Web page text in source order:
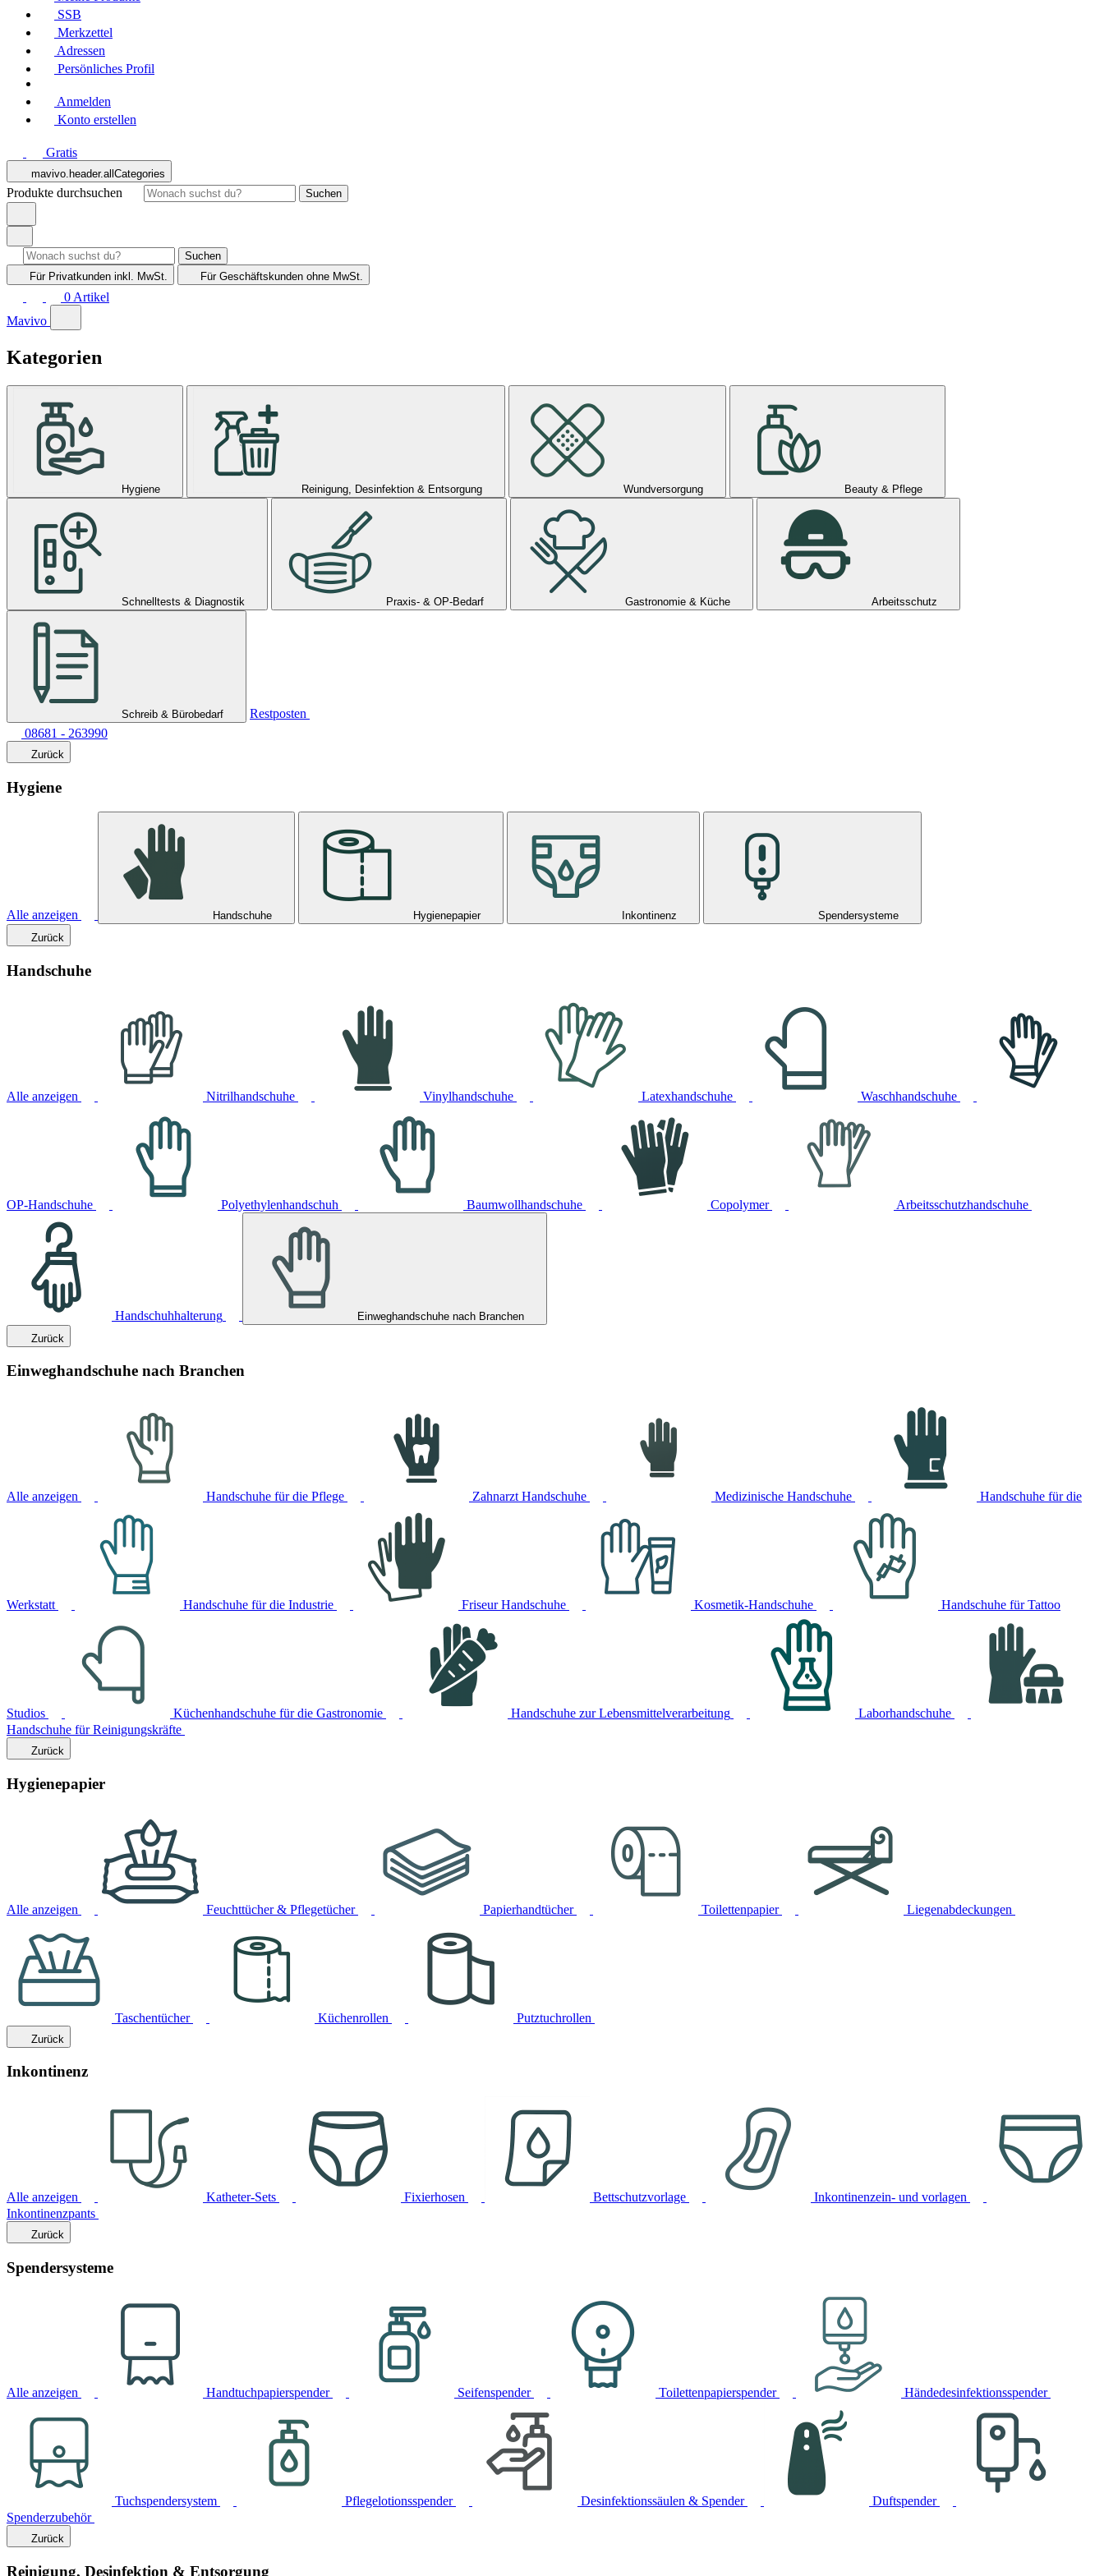
SSB
Merkzettel
Adressen
Persönliches Profil
Anmelden
Konto erstellen
Gratis
mavivo.header.allCategories
Produkte durchsuchen Suchen
Suchen
Für Privatkunden inkl. MwSt. Für Geschäftskunden ohne MwSt.
0 Artikel
Mavivo
Kategorien
Hygiene Reinigung, Desinfektion & Entsorgung Wundversorgung Beauty & Pflege
Schnelltests & Diagnostik Praxis- & OP-Bedarf Gastronomie & Küche Arbeitsschutz
Schreib & Bürobedarf
Restposten
08681 - 263990
Zurück
Hygiene
Alle anzeigen Handschuhe Hygienepapier Inkontinenz
Spendersysteme
Zurück
Handschuhe
Alle anzeigen Nitrilhandschuhe Vinylhandschuhe Latexhandschuhe Waschhandschuhe
OP-Handschuhe Polyethylenhandschuh Baumwollhandschuhe Copolymer Arbeitsschutzhandschuhe
Handschuhhalterung
Einweghandschuhe nach Branchen
Zurück
Einweghandschuhe nach Branchen
Alle anzeigen Handschuhe für die Pflege Zahnarzt Handschuhe Medizinische Handschuhe Handschuhe für die
Werkstatt Handschuhe für die Industrie Friseur Handschuhe Kosmetik-Handschuhe Handschuhe für Tattoo
Studios Küchenhandschuhe für die Gastronomie Handschuhe zur Lebensmittelverarbeitung
Laborhandschuhe
Handschuhe für Reinigungskräfte
Zurück
Hygienepapier
Alle anzeigen Feuchttücher & Pflegetücher Papierhandtücher Toilettenpapier Liegenabdeckungen
Taschentücher Küchenrollen Putztuchrollen
Zurück
Inkontinenz
Alle anzeigen Katheter-Sets Fixierhosen Bettschutzvorlage
Inkontinenzein- und vorlagen
Inkontinenzpants
Zurück
Spendersysteme
Alle anzeigen Handtuchpapierspender Seifenspender Toilettenpapierspender Händedesinfektionsspender
Tuchspendersystem Pflegelotionsspender Desinfektionssäulen & Spender
Duftspender
Spenderzubehör
Zurück
Reinigung, Desinfektion & Entsorgung